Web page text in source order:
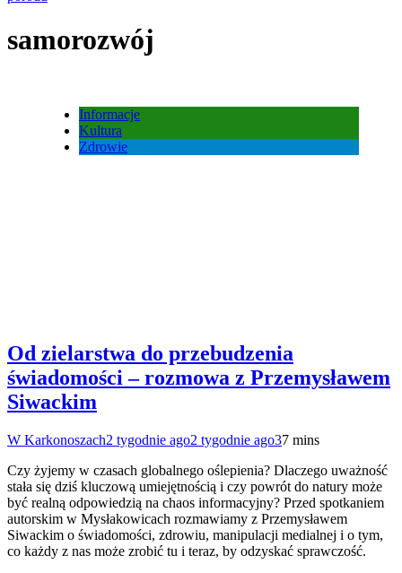
samorozwój
Informacje
Kultura
Zdrowie
Od zielarstwa do przebudzenia
świadomości – rozmowa z Przemysławem
Siwackim
W Karkonoszach2 tygodnie ago2 tygodnie ago37 mins
Czy żyjemy w czasach globalnego oślepienia? Dlaczego uważność
stała się dziś kluczową umiejętnością i czy powrót do natury może
być realną odpowiedzią na chaos informacyjny? Przed spotkaniem
autorskim w Mysłakowicach rozmawiamy z Przemysławem
Siwackim o świadomości, zdrowiu, manipulacji medialnej i o tym,
co każdy z nas może zrobić tu i teraz, by odzyskać sprawczość.